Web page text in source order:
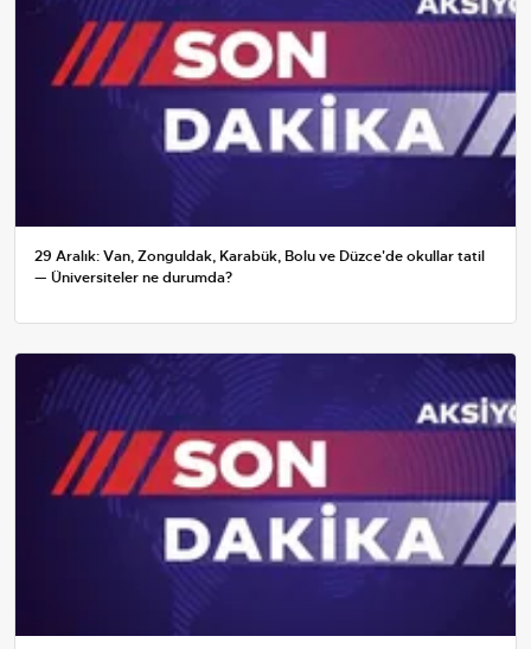
29 Aralık: Van, Zonguldak, Karabük, Bolu ve Düzce'de okullar tatil
— Üniversiteler ne durumda?